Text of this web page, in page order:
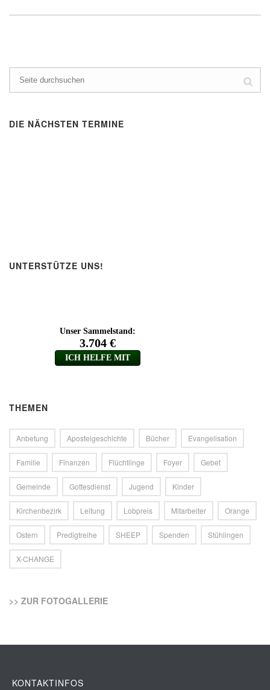
DIE NÄCHSTEN TERMINE
UNTERSTÜTZE UNS!
THEMEN
Anbetung Apostelgeschichte Bücher Evangelisation
Familie Finanzen Flüchtlinge Foyer Gebet
Gemeinde Gottesdienst Jugend Kinder
Kirchenbezirk Leitung Lobpreis Mitarbeiter Orange
Ostern Predigtreihe SHEEP Spenden Stühlingen
X-CHANGE
>> ZUR FOTOGALLERIE
KONTAKTINFOS